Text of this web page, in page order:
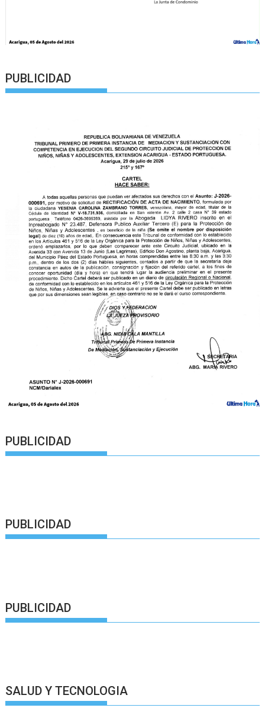
PUBLICIDAD
PUBLICIDAD
PUBLICIDAD
PUBLICIDAD
SALUD Y TECNOLOGIA